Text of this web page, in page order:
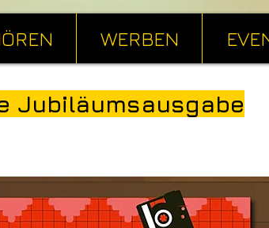
WERBEN
Jubiläumsausgabe